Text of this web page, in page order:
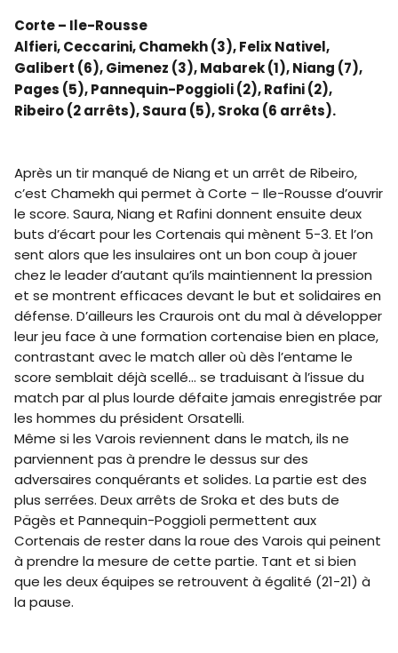
Corte – Ile-Rousse
Alfieri, Ceccarini, Chamekh (3), Felix Nativel,
Galibert (6), Gimenez (3), Mabarek (1), Niang (7),
Pages (5), Pannequin-Poggioli (2), Rafini (2),
Ribeiro (2 arrêts), Saura (5), Sroka (6 arrêts).
Après un tir manqué de Niang et un arrêt de Ribeiro,
c’est Chamekh qui permet à Corte – Ile-Rousse d’ouvrir
le score. Saura, Niang et Rafini donnent ensuite deux
buts d’écart pour les Cortenais qui mènent 5-3. Et l’on
sent alors que les insulaires ont un bon coup à jouer
chez le leader d’autant qu’ils maintiennent la pression
et se montrent efficaces devant le but et solidaires en
défense. D’ailleurs les Craurois ont du mal à développer
leur jeu face à une formation cortenaise bien en place,
contrastant avec le match aller où dès l’entame le
score semblait déjà scellé… se traduisant à l’issue du
match par al plus lourde défaite jamais enregistrée par
les hommes du président Orsatelli.
Même si les Varois reviennent dans le match, ils ne
parviennent pas à prendre le dessus sur des
adversaires conquérants et solides. La partie est des
plus serrées. Deux arrêts de Sroka et des buts de
Pägès et Pannequin-Poggioli permettent aux
Cortenais de rester dans la roue des Varois qui peinent
à prendre la mesure de cette partie. Tant et si bien
que les deux équipes se retrouvent à égalité (21-21) à
la pause.